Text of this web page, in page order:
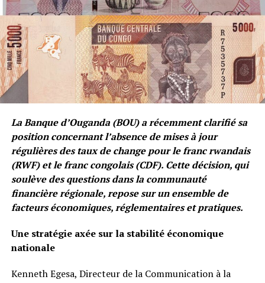
La Banque d’Ouganda (BOU) a récemment clarifié sa
position concernant l’absence de mises à jour
régulières des taux de change pour le franc rwandais
(RWF) et le franc congolais (CDF). Cette décision, qui
soulève des questions dans la communauté
financière régionale, repose sur un ensemble de
facteurs économiques, réglementaires et pratiques.
Une stratégie axée sur la stabilité économique
nationale
Kenneth Egesa, Directeur de la Communication à la